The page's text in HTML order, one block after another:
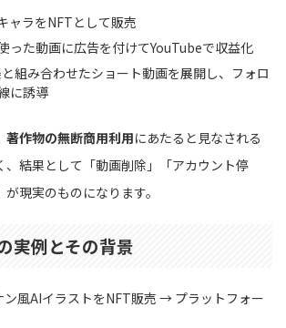
ャラをNFTとして販売
った動画に広告を付けてYouTubeで収益化
組み合わせたショート動画を展開し、フォロ
に誘導
著作物の無断商用利用にあたると見なされる
、結果として「動画削除」「アカウント停
現実のものになります。
実例とその背景
風AIイラストをNFT販売 → プラットフォー